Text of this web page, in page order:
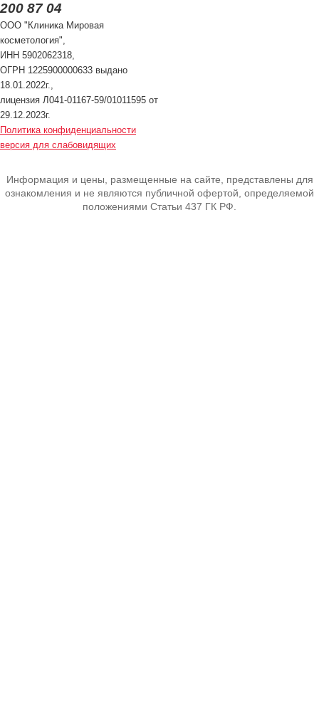
200 87 04
ООО "Клиника Мировая
косметология",
ИНН 5902062318,
ОГРН 1225900000633 выдано
18.01.2022г.,
лицензия Л041-01167-59/01011595 от
29.12.2023г.
Политика конфиденциальности
версия для слабовидящих
Информация и цены, размещенные на сайте, представлены для
ознакомления и не являются публичной офертой, определяемой
положениями Статьи 437 ГК РФ.